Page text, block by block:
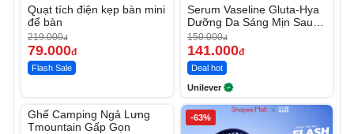
Quạt tích điện kẹp bàn mini
để bàn
219.000đ
79.000đ
Flash Sale
Serum Vaseline Gluta-Hya
Dưỡng Da Sáng Mịn Sau 7
Ngày
150.000đ
141.000đ
Deal hot
Unilever
-49%
Ghế Camping Ngả Lưng
Tmountain Gấp Gọn
-63%